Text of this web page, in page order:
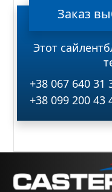
Заказ
Этот
+38 067 640 31
+38 099 200 43